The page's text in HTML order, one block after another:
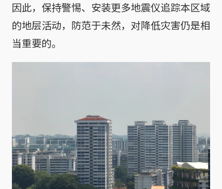
因此，保持警惕、安装更多地震仪追踪本区域
的地层活动，防范于未然，对降低灾害仍是相
当重要的。